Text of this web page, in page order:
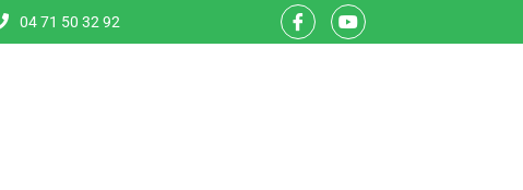
04 71 50 32 92